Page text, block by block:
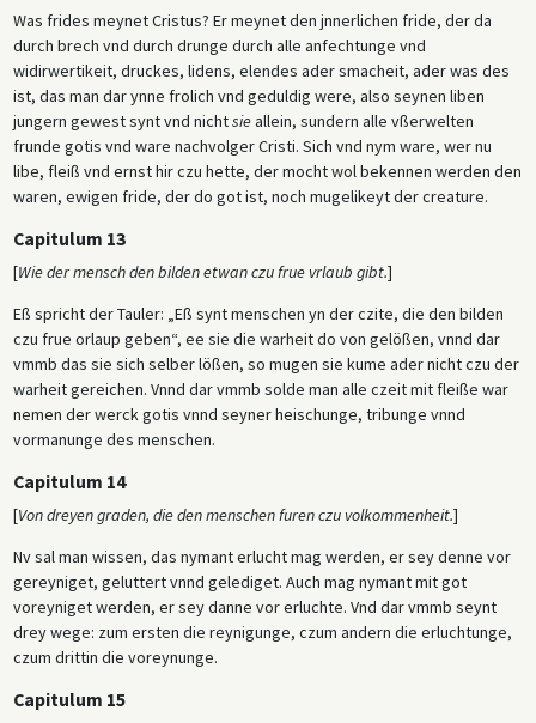
Was frides meynet Cristus? Er meynet den jnnerlichen fride, der da
durch brech vnd durch drunge durch alle anfechtunge vnd
widirwertikeit, druckes, lidens, elendes ader smacheit, ader was des
ist, das man dar ynne frolich vnd geduldig were, also seynen liben
jungern gewest synt vnd nichtsieallein, sundern alle vßerwelten
frunde gotis vnd ware nachvolger Cristi. Sich vnd nym ware, wer nu
libe, fleiß vnd ernst hir czu hette, der mocht wol bekennen werden den
waren, ewigen fride, der do got ist, noch mugelikeyt der creature.
Capitulum 13
[Wie der mensch den bilden etwan czu frue vrlaub gibt.]
Eß spricht der Tauler: „Eß synt menschen yn der czite, die den bilden
czu frue orlaup geben“, ee sie die warheit do von gelößen, vnnd dar
vmmb das sie sich selber lößen, so mugen sie kume ader nicht czu der
warheit gereichen. Vnnd dar vmmb solde man alle czeit mit fleiße war
nemen der werck gotis vnnd seyner heischunge, tribunge vnnd
vormanunge des menschen.
Capitulum 14
[Von dreyen graden, die den menschen furen czu volkommenheit.]
Nv sal man wissen, das nymant erlucht mag werden, er sey denne vor
gereyniget, geluttert vnnd gelediget. Auch mag nymant mit got
voreyniget werden, er sey danne vor erluchte. Vnd dar vmmb seynt
drey wege: zum ersten die reynigunge, czum andern die erluchtunge,
czum drittin die voreynunge.
Capitulum 15